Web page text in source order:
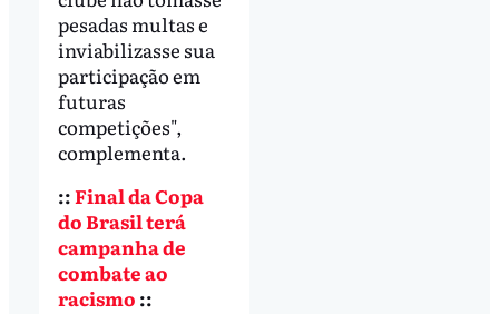
pesadas multas e
inviabilizasse sua
participação em
futuras
competições",
complementa.
::Final da Copa
do Brasil terá
campanha de
combate ao
racismo ::